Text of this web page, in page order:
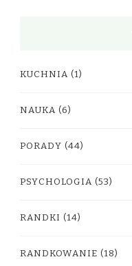
KUCHNIA (1)
NAUKA (6)
PORADY (44)
PSYCHOLOGIA (53)
RANDKI (14)
RANDKOWANIE (18)